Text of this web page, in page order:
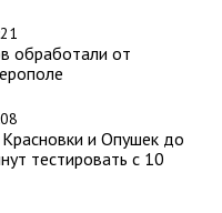
обработали от
и Опушек до
тестировать с 10